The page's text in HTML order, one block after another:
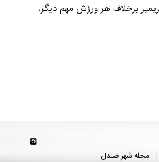
برخلاف هر ورزش مهم دیگر،
مجله شهر صندل